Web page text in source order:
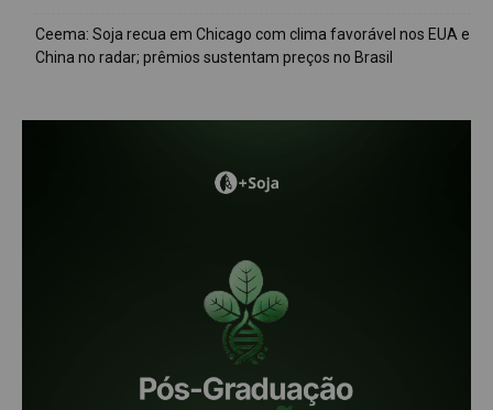
Ceema: Soja recua em Chicago com clima favorável nos EUA e
China no radar; prêmios sustentam preços no Brasil